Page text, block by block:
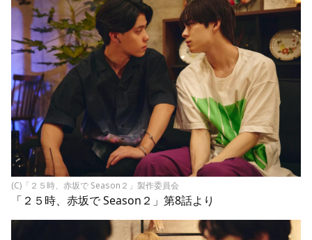
(C)「２５時、赤坂で Season２」製作委員会
「２５時、赤坂で Season２」第8話より